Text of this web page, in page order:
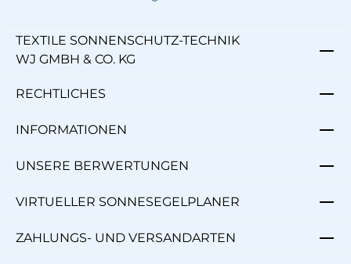
TEXTILE SONNENSCHUTZ-TECHNIK
WJ GMBH & CO. KG
RECHTLICHES
INFORMATIONEN
UNSERE BERWERTUNGEN
VIRTUELLER SONNESEGELPLANER
ZAHLUNGS- UND VERSANDARTEN